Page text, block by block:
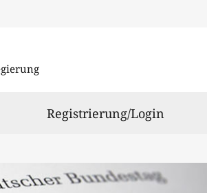
Registrierung/Login